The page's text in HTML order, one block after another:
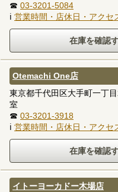
☎ 03-3201-5084
ℹ 営業時間・店休日・アクセ
Otemachi One店
東京都千代田区大手町一丁
室
☎ 03-3201-3918
ℹ 営業時間・店休日・アクセ
イトーヨーカドー木場店